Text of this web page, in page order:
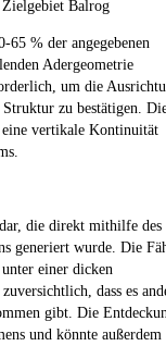
Zielgebiet Balrog
65 % der angegebenen
Adergeometrie
um die
zu bestätigen.
eine vertikale Kontinuität
die direkt mithilfe des
generiert wurde. Die
einer dicken
dass es
gibt. Die
und könnte außerdem